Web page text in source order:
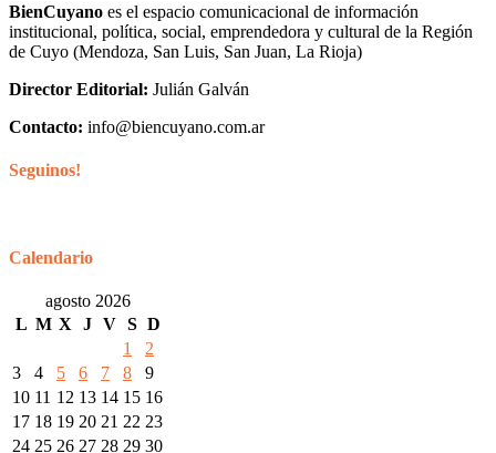
BienCuyano es el espacio comunicacional de información
institucional, política, social, emprendedora y cultural de la Región
de Cuyo (Mendoza, San Luis, San Juan, La Rioja)
Director Editorial: Julián Galván
Contacto: info@biencuyano.com.ar
Seguinos!
Calendario
agosto 2026
L M X J V S D
1
2
3
4 5 6 7 8
9
10 11 12 13 14 15 16
17 18 19 20 21 22 23
24 25 26 27 28 29 30